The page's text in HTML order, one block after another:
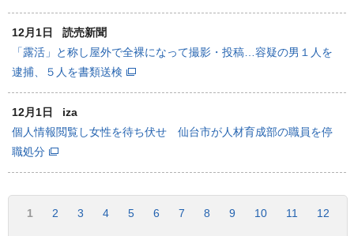
12月1日
読売新聞
「露活」と称し屋外で全裸になって撮影・投稿…容疑の男１人を
逮捕、５人を書類送検
12月1日
iza
個人情報閲覧し女性を待ち伏せ 仙台市が人材育成部の職員を停
職処分
1 2 3 4 5 6 7 8 9 10 11 12